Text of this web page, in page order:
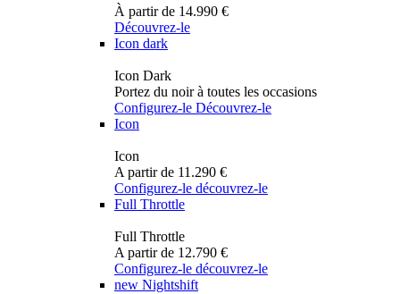
À partir de 14.990 €
Découvrez-le
Icon dark
Icon Dark
Portez du noir à toutes les occasions
Configurez-le Découvrez-le
Icon
Icon
A partir de 11.290 €
Configurez-le découvrez-le
Full Throttle
Full Throttle
A partir de 12.790 €
Configurez-le découvrez-le
new Nightshift